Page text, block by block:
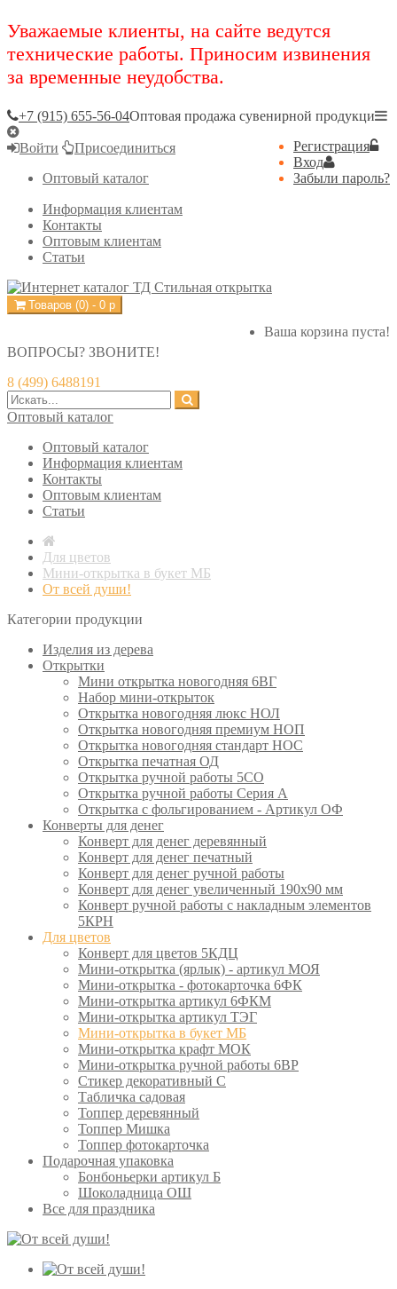
Уважаемые клиенты, на сайте ведутся
технические работы. Приносим извинения
за временные неудобства.
+7 (915) 655-56-04Оптовая продажа сувенирной продукци
Регистрация
Вход
Забыли пароль?
Войти
Присоединиться
Оптовый каталог
Информация клиентам
Контакты
Оптовым клиентам
Статьи
Товаров (0) - 0 р
Ваша корзина пуста!
ВОПРОСЫ? ЗВОНИТЕ!
8 (499) 6488191
Оптовый каталог
Оптовый каталог
Информация клиентам
Контакты
Оптовым клиентам
Статьи
Для цветов
Мини-открытка в букет МБ
От всей души!
Категории продукции
Изделия из дерева
Открытки
Мини открытка новогодняя 6ВГ
Набор мини-открыток
Открытка новогодняя люкс НОЛ
Открытка новогодняя премиум НОП
Открытка новогодняя стандарт НОС
Открытка печатная ОД
Открытка ручной работы 5СО
Открытка ручной работы Серия А
Открытка с фольгированием - Артикул ОФ
Конверты для денег
Конверт для денег деревянный
Конверт для денег печатный
Конверт для денег ручной работы
Конверт для денег увеличенный 190х90 мм
Конверт ручной работы с накладным элементов
5КРН
Для цветов
Конверт для цветов 5КДЦ
Мини-открытка (ярлык) - артикул МОЯ
Мини-открытка - фотокарточка 6ФК
Мини-открытка артикул 6ФКМ
Мини-открытка артикул ТЭГ
Мини-открытка в букет МБ
Мини-открытка крафт МОК
Мини-открытка ручной работы 6ВР
Стикер декоративный С
Табличка садовая
Топпер деревянный
Топпер Мишка
Топпер фотокарточка
Подарочная упаковка
Бонбоньерки артикул Б
Шоколадница ОШ
Все для праздника